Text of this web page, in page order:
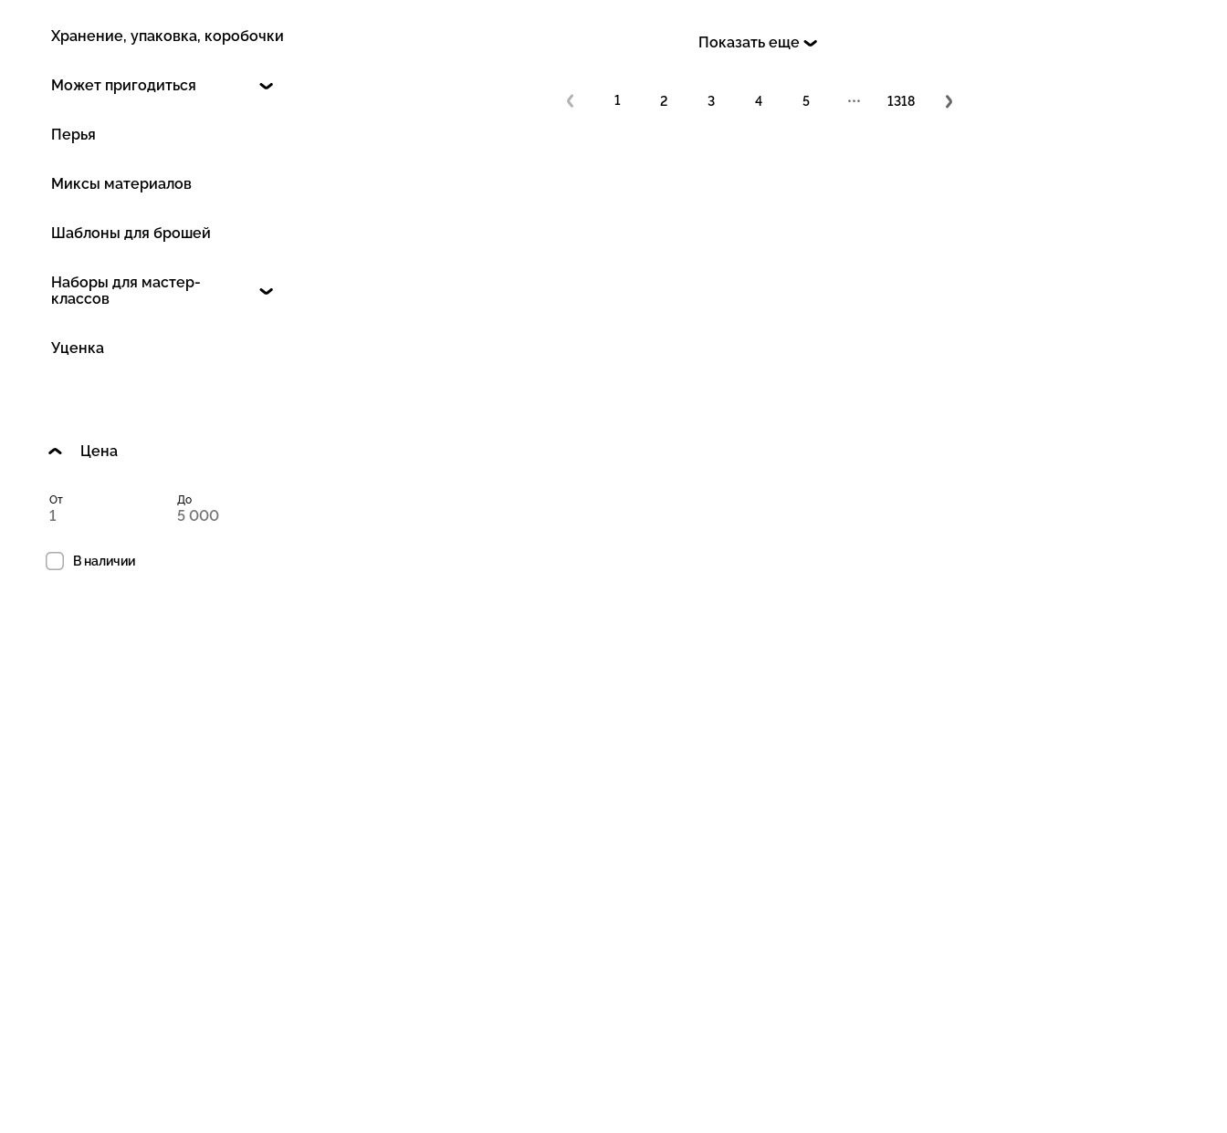
Хранение, упаковка, коробочки
Может пригодиться
Перья
Миксы материалов
Шаблоны для брошей
Наборы для мастер-
классов
Уценка
Цена
От До
В наличии
Показать еще
1 2 3 4 5 ••• 1318